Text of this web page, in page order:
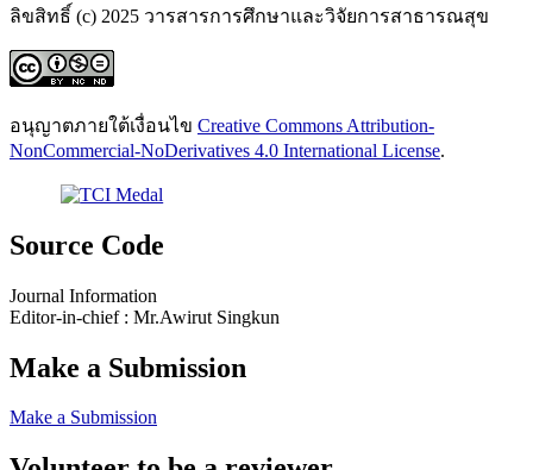
ลิขสิทธิ์ (c) 2025 วารสารการศึกษาและวิจัยการสาธารณสุข
อนุญาตภายใต้เงื่อนไข Creative Commons Attribution-
NonCommercial-NoDerivatives 4.0 International License.
Source Code
Journal Information
Editor-in-chief : Mr.Awirut Singkun
Make a Submission
Make a Submission